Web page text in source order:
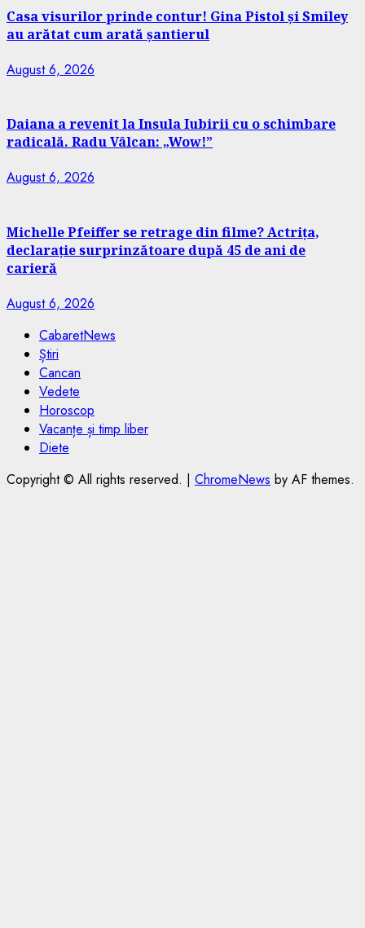
Casa visurilor prinde contur! Gina Pistol și Smiley
au arătat cum arată șantierul
August 6, 2026
Daiana a revenit la Insula Iubirii cu o schimbare
radicală. Radu Vâlcan: „Wow!”
August 6, 2026
Michelle Pfeiffer se retrage din filme? Actrița,
declarație surprinzătoare după 45 de ani de
carieră
August 6, 2026
CabaretNews
Știri
Cancan
Vedete
Horoscop
Vacanțe și timp liber
Diete
Copyright © All rights reserved. | ChromeNews by AF themes.